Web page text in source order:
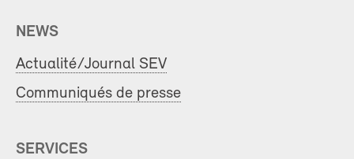
NEWS
Actualité/Journal SEV
Communiqués de presse
SERVICES